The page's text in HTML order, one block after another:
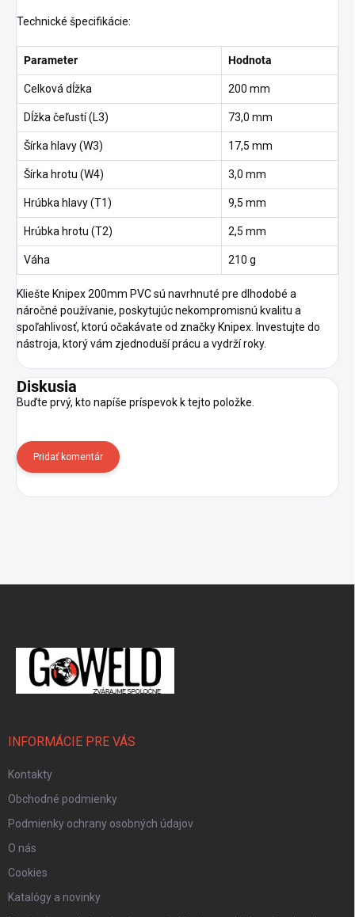
Technické špecifikácie:
Parameter Hodnota
Celková dĺžka 200 mm
Dĺžka čeľustí (L3) 73,0 mm
Šírka hlavy (W3) 17,5 mm
Šírka hrotu (W4) 3,0 mm
Hrúbka hlavy (T1) 9,5 mm
Hrúbka hrotu (T2) 2,5 mm
Váha 210 g
Kliešte Knipex 200mm PVC sú navrhnuté pre dlhodobé a
náročné používanie, poskytujúc nekompromisnú kvalitu a
spoľahlivosť, ktorú očakávate od značky Knipex. Investujte do
nástroja, ktorý vám zjednoduší prácu a vydrží roky.
Diskusia
Buďte prvý, kto napíše príspevok k tejto položke.
Pridať komentár
INFORMÁCIE PRE VÁS
Kontakty
Obchodné podmienky
Podmienky ochrany osobných údajov
O nás
Cookies
Katalógy a novinky